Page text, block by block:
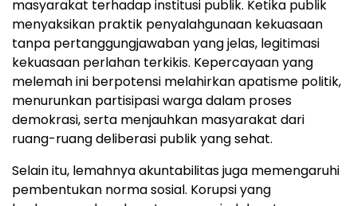
masyarakat terhadap institusi publik. Ketika publik
menyaksikan praktik penyalahgunaan kekuasaan
tanpa pertanggungjawaban yang jelas, legitimasi
kekuasaan perlahan terkikis. Kepercayaan yang
melemah ini berpotensi melahirkan apatisme politik,
menurunkan partisipasi warga dalam proses
demokrasi, serta menjauhkan masyarakat dari
ruang-ruang deliberasi publik yang sehat.
Selain itu, lemahnya akuntabilitas juga memengaruhi
pembentukan norma sosial. Korupsi yang